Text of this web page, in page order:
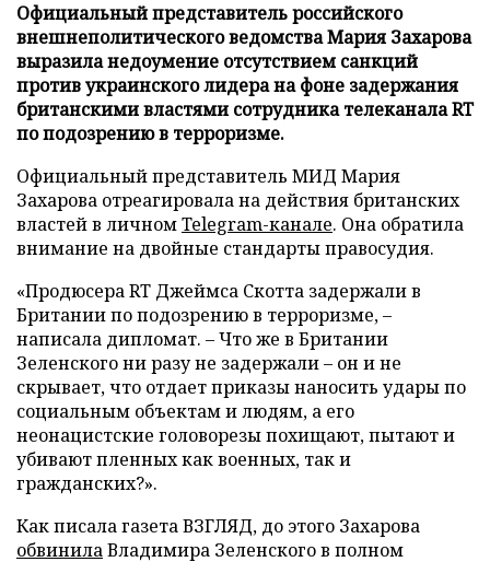
Официальный представитель российского
внешнеполитического ведомства Мария Захарова
выразила недоумение отсутствием санкций
против украинского лидера на фоне задержания
британскими властями сотрудника телеканала RT
по подозрению в терроризме.
Официальный представитель МИД Мария
Захарова отреагировала на действия британских
властей в личномTelegram-канале. Она обратила
внимание на двойные стандарты правосудия.
«Продюсера RT Джеймса Скотта задержали в
Британии по подозрению в терроризме, –
написала дипломат. – Что же в Британии
Зеленского ни разу не задержали – он и не
скрывает, что отдает приказы наносить удары по
социальным объектам и людям, а его
неонацистские головорезы похищают, пытают и
убивают пленных как военных, так и
гражданских?».
Как писала газета ВЗГЛЯД, до этого Захарова
обвинилаВладимира Зеленского в полном